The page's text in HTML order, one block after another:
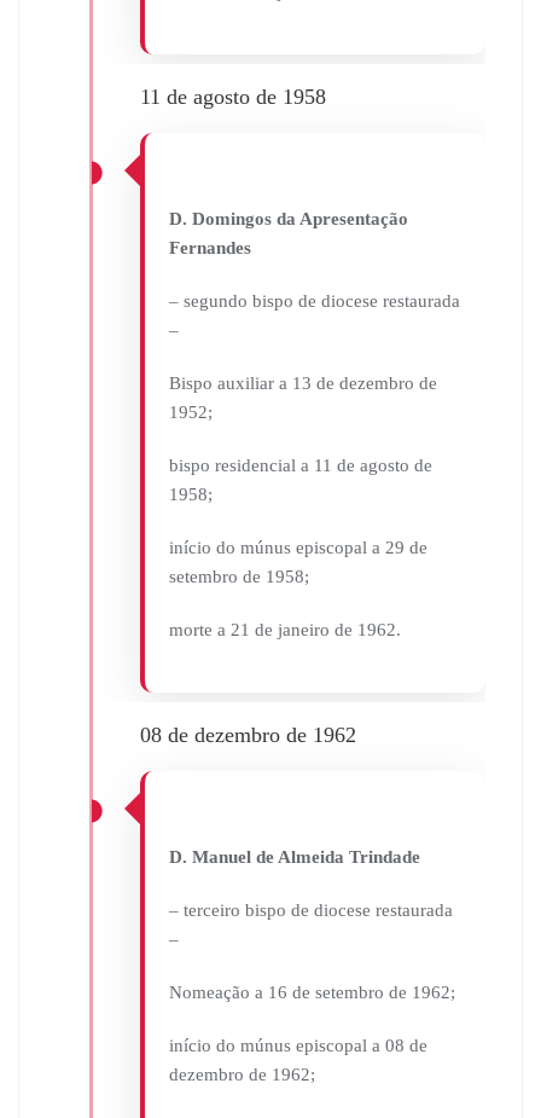
11 de agosto de 1958
D. Domingos da Apresentação
Fernandes
– segundo bispo de diocese restaurada
–
Bispo auxiliar a 13 de dezembro de
1952;
bispo residencial a 11 de agosto de
1958;
início do múnus episcopal a 29 de
setembro de 1958;
morte a 21 de janeiro de 1962.
08 de dezembro de 1962
D. Manuel de Almeida Trindade
– terceiro bispo de diocese restaurada
–
Nomeação a 16 de setembro de 1962;
início do múnus episcopal a 08 de
dezembro de 1962;